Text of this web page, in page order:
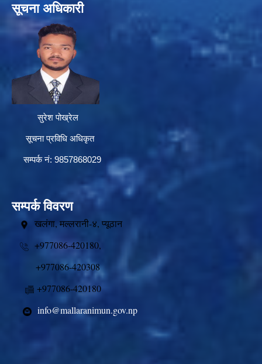
सूचना अधिकारी
सुरेश पोख्रेल
सूचना प्रविधि अधिकृत
सम्पर्क नं: 9857868029
सम्पर्क विवरण
खलंगा, मल्लरानी-४, प्यूठान
+977086-420180,
+977086-420308
+977086-420180
info@mallaranimun.gov.np